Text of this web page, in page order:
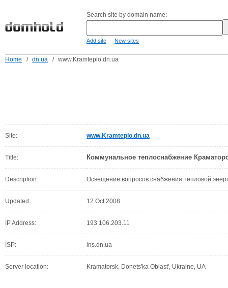
Search site by domain name:
Add site - New sites
Home / dn.ua / www.Kramteplo.dn.ua
Site: www.Kramteplo.dn.ua
Title: Коммунальное теплоснабжение
Description: Освещение вопросов снабжения тепловой
Updated: 12 Oct 2008
IP Address: 193.106.203.11
ISP: ins.dn.ua
Server location: Kramatorsk, Donets'ka Oblast', Ukraine, UA